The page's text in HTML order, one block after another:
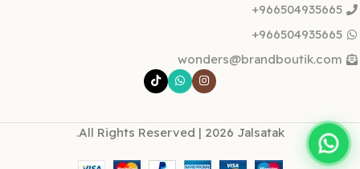
966504935665+
966504935665+
wonders@brandboutik.com
All Rights Reserved | 2026 Jalsatak.